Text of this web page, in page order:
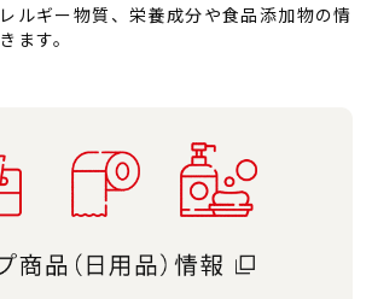
ルギー物質、栄養成分や食品添加物の情
ます。